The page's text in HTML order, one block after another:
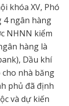
khóa XV, Phó
4 ngân hàng
NHNN kiểm
hàng là
Dầu khí
cho nhà băng
phủ đã định
và dự kiến